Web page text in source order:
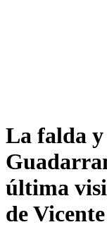
La falda y
última
de Vicente